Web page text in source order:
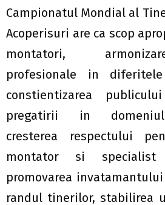
Campionatul Mondial al
Acoperisuri are ca scop
montatori,
profesionale in
constientizarea
pregatirii in domeniul
cresterea respectului
montator si specialist
promovarea
randul tinerilor, stabilirea